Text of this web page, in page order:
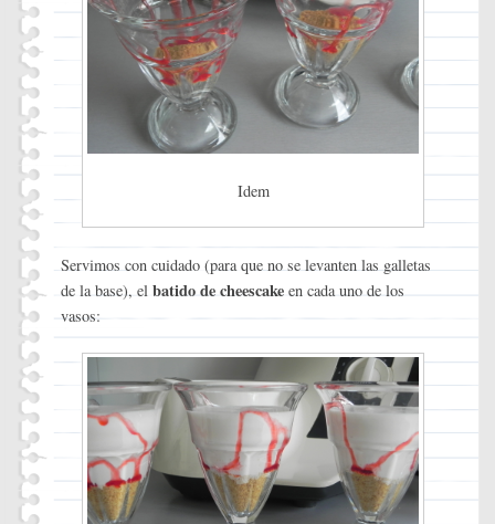
Idem
Servimos con cuidado (para que no se levanten las galletas
de la base), el batido de cheescake en cada uno de los
vasos: